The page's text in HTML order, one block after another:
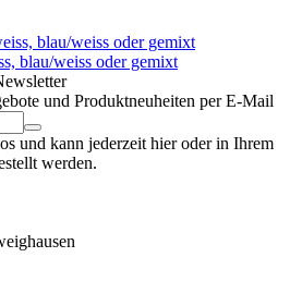
blau/weiss oder gemixt
und Produktneuheiten per E-Mail
und kann jederzeit hier oder in Ihrem
werden.